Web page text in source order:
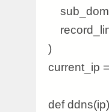
)
current_ip
def